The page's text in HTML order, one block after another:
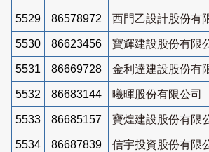
5529 86578972 西門乙設計股份有
5530 86623456 寶輝建設股份有限
5531 86669728 金利達建設股份有
5532 86683144 曦暉股份有限公司
5533 86685157 寶煌建設股份有限
5534 86687839 信宇投資股份有限